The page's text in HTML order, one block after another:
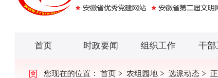
首页 时政要闻 组织工作 干部
您现在的位置： 首页 农组园地 选派动态